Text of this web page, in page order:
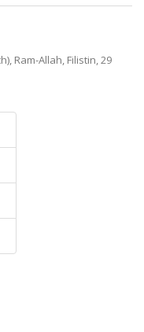
Ram-Allah, Filistin, 29